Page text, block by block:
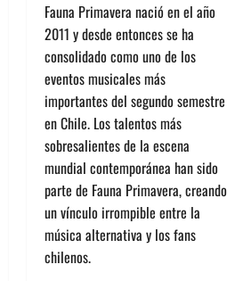
Fauna Primavera nació en el año
2011 y desde entonces se ha
consolidado como uno de los
eventos musicales más
importantes del segundo semestre
en Chile. Los talentos más
sobresalientes de la escena
mundial contemporánea han sido
parte de Fauna Primavera, creando
un vínculo irrompible entre la
música alternativa y los fans
chilenos.